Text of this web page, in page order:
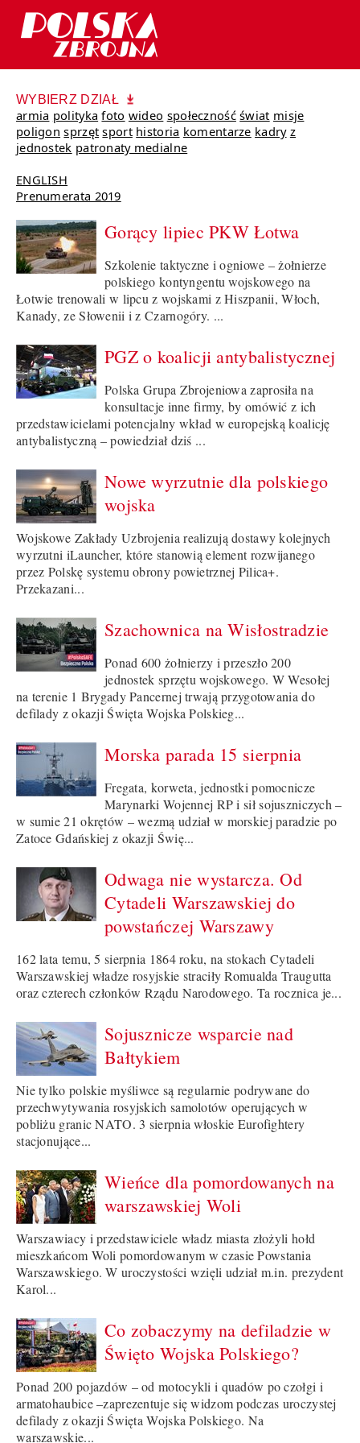
WYBIERZ DZIAŁ
armia polityka foto wideo społeczność świat misje
poligon sprzęt sport historia komentarze kadry z
jednostek patronaty medialne
ENGLISH
Prenumerata 2019
Gorący lipiec PKW Łotwa
Szkolenie taktyczne i ogniowe – żołnierze
polskiego kontyngentu wojskowego na
Łotwie trenowali w lipcu z wojskami z Hiszpanii, Włoch,
Kanady, ze Słowenii i z Czarnogóry. ...
PGZ o koalicji antybalistycznej
Polska Grupa Zbrojeniowa zaprosiła na
konsultacje inne firmy, by omówić z ich
przedstawicielami potencjalny wkład w europejską koalicję
antybalistyczną – powiedział dziś ...
Nowe wyrzutnie dla polskiego
wojska
Wojskowe Zakłady Uzbrojenia realizują dostawy kolejnych
wyrzutni iLauncher, które stanowią element rozwijanego
przez Polskę systemu obrony powietrznej Pilica+.
Przekazani...
Szachownica na Wisłostradzie
Ponad 600 żołnierzy i przeszło 200
jednostek sprzętu wojskowego. W Wesołej
na terenie 1 Brygady Pancernej trwają przygotowania do
defilady z okazji Święta Wojska Polskieg...
Morska parada 15 sierpnia
Fregata, korweta, jednostki pomocnicze
Marynarki Wojennej RP i sił sojuszniczych –
w sumie 21 okrętów – wezmą udział w morskiej paradzie po
Zatoce Gdańskiej z okazji Świę...
Odwaga nie wystarcza. Od
Cytadeli Warszawskiej do
powstańczej Warszawy
162 lata temu, 5 sierpnia 1864 roku, na stokach Cytadeli
Warszawskiej władze rosyjskie straciły Romualda Traugutta
oraz czterech członków Rządu Narodowego. Ta rocznica je...
Sojusznicze wsparcie nad
Bałtykiem
Nie tylko polskie myśliwce są regularnie podrywane do
przechwytywania rosyjskich samolotów operujących w
pobliżu granic NATO. 3 sierpnia włoskie Eurofightery
stacjonujące...
Wieńce dla pomordowanych na
warszawskiej Woli
Warszawiacy i przedstawiciele władz miasta złożyli hołd
mieszkańcom Woli pomordowanym w czasie Powstania
Warszawskiego. W uroczystości wzięli udział m.in. prezydent
Karol...
Co zobaczymy na defiladzie w
Święto Wojska Polskiego?
Ponad 200 pojazdów – od motocykli i quadów po czołgi i
armatohaubice –zaprezentuje się widzom podczas uroczystej
defilady z okazji Święta Wojska Polskiego. Na
warszawskie...